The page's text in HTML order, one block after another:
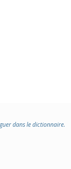
dans le dictionnaire.